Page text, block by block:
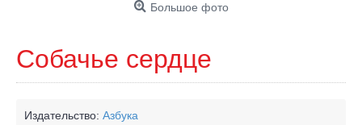
Большое фото
Собачье сердце
Издательство: Азбука